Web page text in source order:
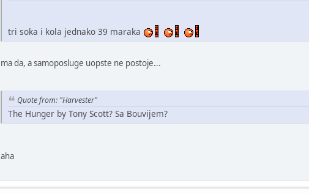
tri soka i kola jednako 39 maraka
ma da, a samoposluge uopste ne postoje...
Quote from: "Harvester"
The Hunger by Tony Scott? Sa Bouvijem?
aha